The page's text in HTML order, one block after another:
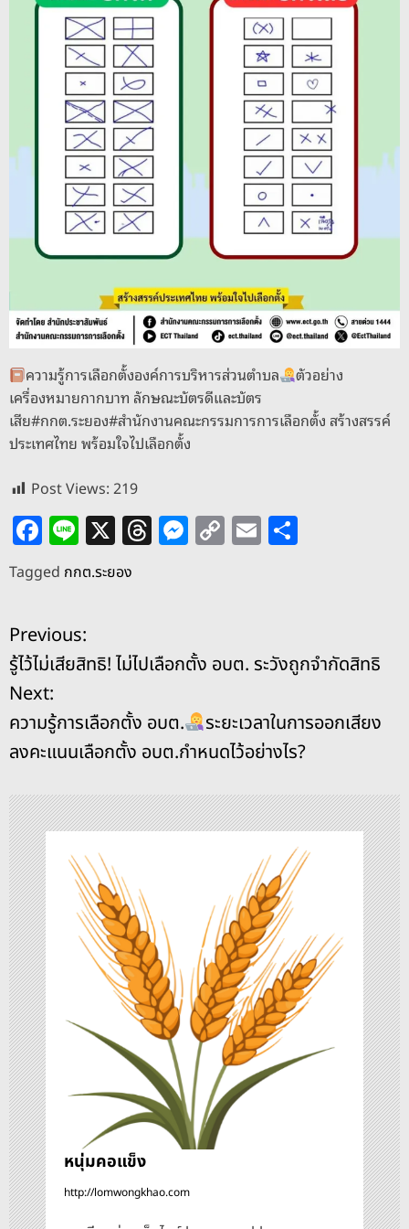
ความรู้การเลือกตั้งองค์การบริหารส่วนตำบล
ตัวอย่าง
เครื่องหมายกากบาท ลักษณะบัตรดีและบัตร
เสีย#กกต.ระยอง#สำนักงานคณะกรรมการการเลือกตั้ง สร้างสรรค์
ประเทศไทย พร้อมใจไปเลือกตั้ง
Post Views:219
F
a
c
e
b
o
o
k
Li
n
e
X T
h
d
s
M
e
n
g
er
C
o
Li
n
E
m
Tagged กกต.ระยอง
แ
น
ะ
แ
น
ว
เ
รื่
อ
ง
Previous:
รู้ไว้ไม่เสียสิทธิ! ไม่ไปเลือกตั้ง อบต. ระวังถูกจำกัดสิทธิ
Next:
ความรู้การเลือกตั้ง อบต.
ระยะเวลาในการออกเสียง
ลงคะแนนเลือกตั้ง อบต.กำหนดไว้อย่างไร?
หนุ่มคอแข็ง
http://lomwongkhao.com